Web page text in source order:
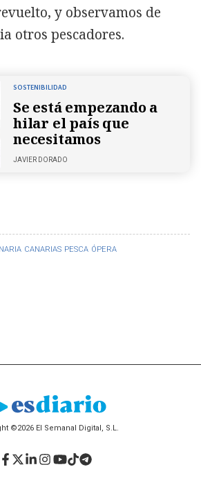
CANARIAS PESCA ÓPERA
y observamos de
otros pescadores.
SOSTENIBILIDAD
Se está empezando a
hilar el país que
necesitamos
JAVIER DORADO
©2026 El Semanal Digital, S.L.
Facebook
Twitter
LinkedIn
Instagram
YouTube
TikTok
Telegram